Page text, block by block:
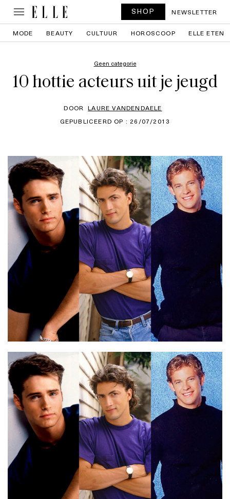
SHOP NEWSLETTER
MODE BEAUTY CULTUUR HOROSCOOP ELLE ETEN
Geen categorie
10 hottie acteurs uit je jeugd
DOOR LAURE VANDENDAELE
GEPUBLICEERD OP : 26/07/2013